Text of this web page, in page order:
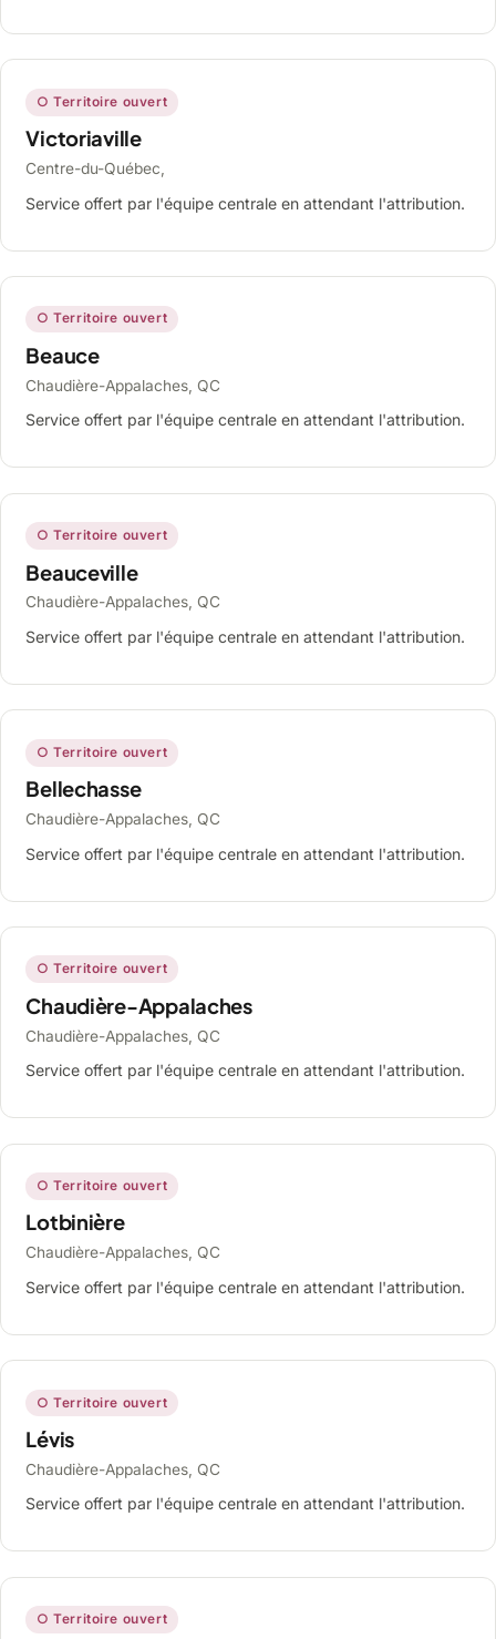
○ Territoire ouvert
Victoriaville
Centre-du-Québec,
Service offert par l'équipe centrale en attendant l'attribution.
○ Territoire ouvert
Beauce
Chaudière-Appalaches, QC
Service offert par l'équipe centrale en attendant l'attribution.
○ Territoire ouvert
Beauceville
Chaudière-Appalaches, QC
Service offert par l'équipe centrale en attendant l'attribution.
○ Territoire ouvert
Bellechasse
Chaudière-Appalaches, QC
Service offert par l'équipe centrale en attendant l'attribution.
○ Territoire ouvert
Chaudière-Appalaches
Chaudière-Appalaches, QC
Service offert par l'équipe centrale en attendant l'attribution.
○ Territoire ouvert
Lotbinière
Chaudière-Appalaches, QC
Service offert par l'équipe centrale en attendant l'attribution.
○ Territoire ouvert
Lévis
Chaudière-Appalaches, QC
Service offert par l'équipe centrale en attendant l'attribution.
○ Territoire ouvert